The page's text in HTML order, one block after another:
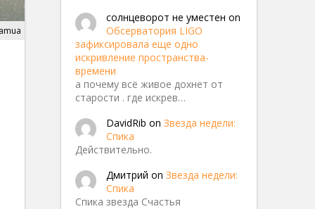
солнцеворот не уместен on
Обсерватория LIGO
зафиксировала еще одно
искривление пространства-
времени
а почему всё живое дохнет от
старости . где искрев…
DavidRib on Звезда недели:
Спика
Действительно.
Дмитрий on Звезда недели:
Спика
Спика звезда Счастья